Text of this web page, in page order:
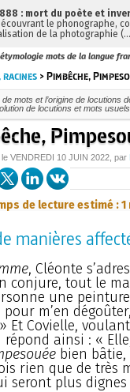
mots de la langue
racines > Pimbêche,
de mots et l’origine de locutions
de locutions et mots
le VENDREDI 10 JUIN 2022 , par
de lecture estimé : 1
manières
, Cléonte
conjure, tout le
une
m’en
Et Covielle,
ainsi : «
bien
rien que de très
seront plus dignes
: mort du poète et
le phonographe,
de la photographie